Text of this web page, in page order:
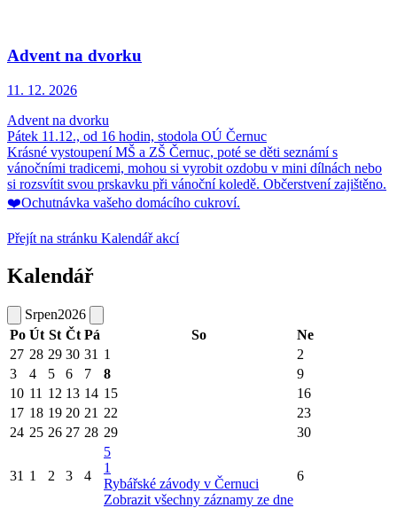
Advent na dvorku
11. 12. 2026
Advent na dvorku
Pátek 11.12., od 16 hodin, stodola OÚ Černuc
Krásné vystoupení MŠ a ZŠ Černuc, poté se děti seznámí s
vánočními tradicemi, mohou si vyrobit ozdobu v mini dílnách nebo
si rozsvítit svou prskavku při vánoční koledě. Občerstvení zajištěno.
❤️Ochutnávka vašeho domácího cukroví.
Přejít na stránku Kalendář akcí
Kalendář
Srpen2026
Po Út St Čt Pá So
Ne
27 28 29 30 31 1
2
3
4 5 6 7 8
9
10 11 12 13 14 15
16
17 18 19 20 21 22
23
24 25 26 27 28 29 30
31 1 2 3 4
5
1
Rybářské závody v Černuci
Zobrazit všechny záznamy ze dne
6